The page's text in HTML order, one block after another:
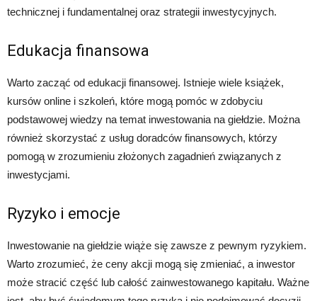
technicznej i fundamentalnej oraz strategii inwestycyjnych.
Edukacja finansowa
Warto zacząć od edukacji finansowej. Istnieje wiele książek,
kursów online i szkoleń, które mogą pomóc w zdobyciu
podstawowej wiedzy na temat inwestowania na giełdzie. Można
również skorzystać z usług doradców finansowych, którzy
pomogą w zrozumieniu złożonych zagadnień związanych z
inwestycjami.
Ryzyko i emocje
Inwestowanie na giełdzie wiąże się zawsze z pewnym ryzykiem.
Warto zrozumieć, że ceny akcji mogą się zmieniać, a inwestor
może stracić część lub całość zainwestowanego kapitału. Ważne